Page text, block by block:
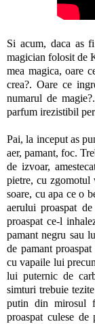
Si acum, daca as
magician folosit de
mea magica, oare
crea?. Oare ce
numarul de
parfum irezistibil
Pai, la inceput as
aer, pamant, foc.
de izvoar,
pietre, cu zgomotul
soare, cu apa ce o
aerului proaspat
proaspat ce-l
pamant negru sau
de pamant
cu vapaile lui
lui puternic de
simturi trebuie
putin din mirosul
proaspat culese